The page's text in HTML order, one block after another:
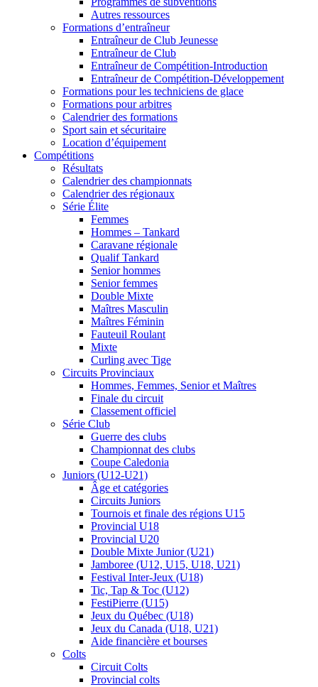
Autres ressources
Formations d’entraîneur
Entraîneur de Club Jeunesse
Entraîneur de Club
Entraîneur de Compétition-Introduction
Entraîneur de Compétition-Développement
Formations pour les techniciens de glace
Formations pour arbitres
Calendrier des formations
Sport sain et sécuritaire
Location d’équipement
Compétitions
Résultats
Calendrier des championnats
Calendrier des régionaux
Série Élite
Femmes
Hommes – Tankard
Caravane régionale
Qualif Tankard
Senior hommes
Senior femmes
Double Mixte
Maîtres Masculin
Maîtres Féminin
Fauteuil Roulant
Mixte
Curling avec Tige
Circuits Provinciaux
Hommes, Femmes, Senior et Maîtres
Finale du circuit
Classement officiel
Série Club
Guerre des clubs
Championnat des clubs
Coupe Caledonia
Juniors (U12-U21)
Âge et catégories
Circuits Juniors
Tournois et finale des régions U15
Provincial U18
Provincial U20
Double Mixte Junior (U21)
Jamboree (U12, U15, U18, U21)
Festival Inter-Jeux (U18)
Tic, Tap & Toc (U12)
FestiPierre (U15)
Jeux du Québec (U18)
Jeux du Canada (U18, U21)
Aide financière et bourses
Colts
Circuit Colts
Provincial colts